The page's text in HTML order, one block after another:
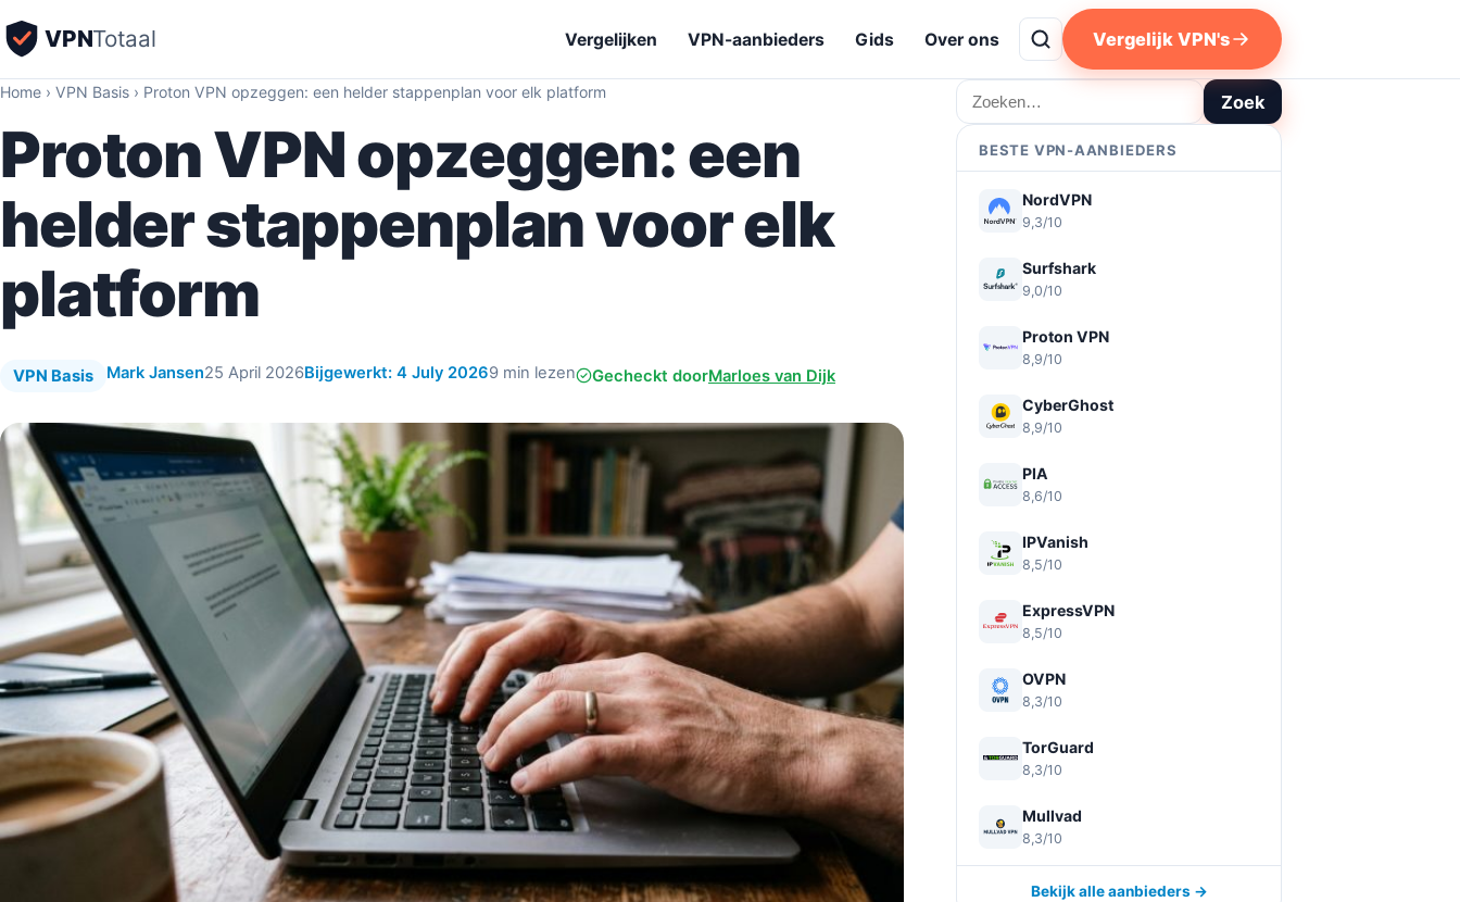
VPNTotaal Vergelijken VPN-aanbieders Gids Over ons Vergelijk VPN's
Home › VPN Basis › Proton VPN opzeggen: een helder stappenplan voor elk platform
Proton VPN opzeggen: een
helder stappenplan voor elk
platform
VPN Basis Mark Jansen25 April 2026Bijgewerkt: 4 July 20269 min lezen Gecheckt doorMarloes van Dijk
Zoeken Zoek
BESTE VPN-AANBIEDERS
NordVPN
9,3/10
Surfshark
9,0/10
Proton VPN
8,9/10
CyberGhost
8,9/10
PIA
8,6/10
IPVanish
8,5/10
ExpressVPN
8,5/10
OVPN
8,3/10
TorGuard
8,3/10
Mullvad
8,3/10
Bekijk alle aanbieders →